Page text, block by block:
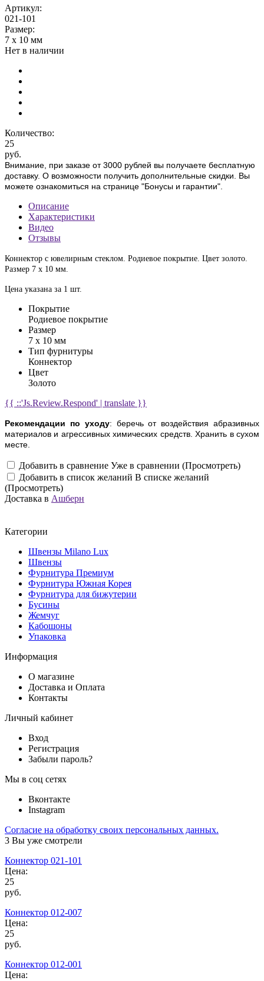
Артикул:
021-101
Размер:
7 х 10 мм
Нет в наличии
Количество:
25
руб.
Внимание, при заказе от 3000 рублей вы получаете бесплатную
доставку. О возможности получить дополнительные скидки. Вы
можете ознакомиться на странице "Бонусы и гарантии".
Описание
Характеристики
Видео
Отзывы
Коннектор с ювелирным стеклом. Родиевое покрытие. Цвет золото.
Размер 7 х 10 мм.
Цена указана за 1 шт.
Покрытие
Родиевое покрытие
Размер
7 х 10 мм
Тип фурнитуры
Коннектор
Цвет
Золото
{{ ::'Js.Review.Respond' | translate }}
Рекомендации по уходу: беречь от воздействия абразивных
материалов и агрессивных химических средств. Хранить в сухом
месте.
Добавить в сравнение Уже в сравнении (Просмотреть)
Добавить в список желаний В списке желаний
(Просмотреть)
Доставка в Ашберн
Категории
Швензы Milano Lux
Швензы
Фурнитура Премиум
Фурнитура Южная Корея
Фурнитура для бижутерии
Бусины
Жемчуг
Кабошоны
Упаковка
Информация
О магазине
Доставка и Оплата
Контакты
Личный кабинет
Вход
Регистрация
Забыли пароль?
Мы в соц сетях
Вконтакте
Instagram
Согласие на обработку своих персональных данных.
3 Вы уже смотрели
Коннектор 021-101
Цена:
25
руб.
Коннектор 012-007
Цена:
25
руб.
Коннектор 012-001
Цена: